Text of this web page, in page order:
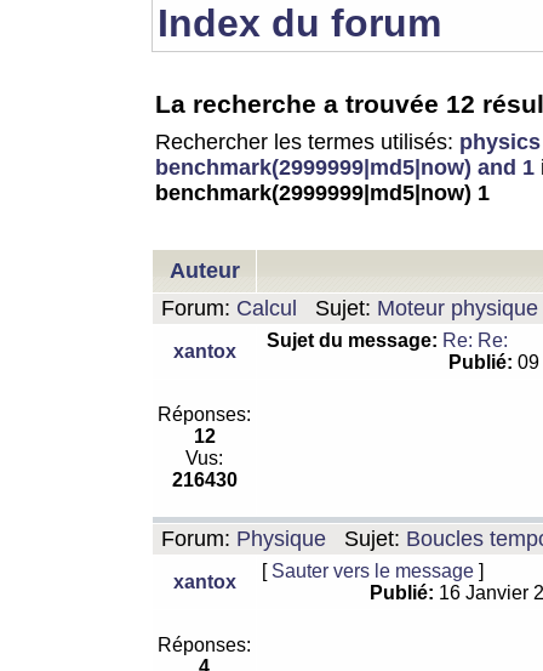
Index du forum
La recherche a trouvée 12
Rechercher les termes utilisés:
benchmark(2999999|md5|now) and 1
benchmark(2999999|md5|now) 1
Auteur
Forum: Calcul Sujet: Moteur
xantox
Sujet du message: Re: Re:
Publié:
Réponses:
12
Vus:
216430
Forum: Physique Sujet: Boucles
xantox
[ Sauter vers le message ]
Publié: 16 Janvier
Réponses:
4